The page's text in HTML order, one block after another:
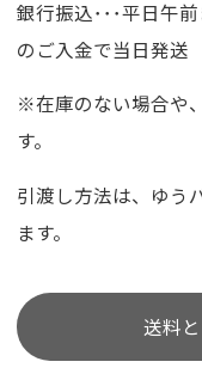
銀行振込･･･平日午
のご入金で当日発送
※在庫のない場合や
す。
引渡し方法は、ゆう
ます。
送料